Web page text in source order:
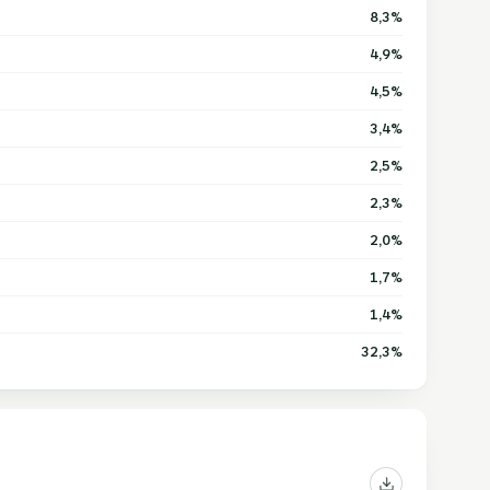
8,3%
4,9%
4,5%
3,4%
2,5%
2,3%
2,0%
1,7%
1,4%
32,3%